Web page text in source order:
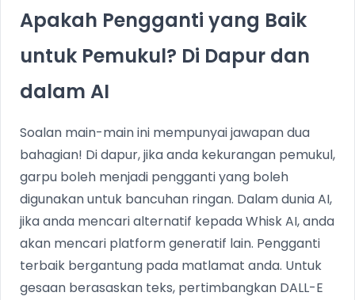
Apakah Pengganti yang Baik
untuk Pemukul? Di Dapur dan
dalam AI
Soalan main-main ini mempunyai jawapan dua
bahagian! Di dapur, jika anda kekurangan pemukul,
garpu boleh menjadi pengganti yang boleh
digunakan untuk bancuhan ringan. Dalam dunia AI,
jika anda mencari alternatif kepada Whisk AI, anda
akan mencari platform generatif lain. Pengganti
terbaik bergantung pada matlamat anda. Untuk
gesaan berasaskan teks, pertimbangkan DALL-E